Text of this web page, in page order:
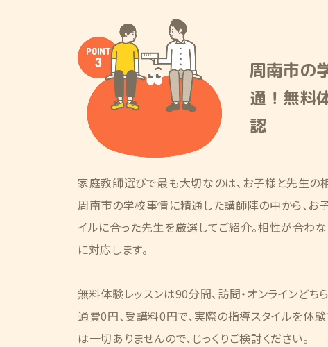
周南市の
通！無料
認
家庭教師選びで最も大切なのは、お子様と先生の
周南市の学校事情に精通した講師陣の中から、お
イルに合った先生を厳選してご紹介。相性が合わ
に対応します。
無料体験レッスンは90分間、訪問・オンラインどち
通費0円、受講料0円で、実際の指導スタイルを体
は一切ありませんので、じっくりご検討ください。